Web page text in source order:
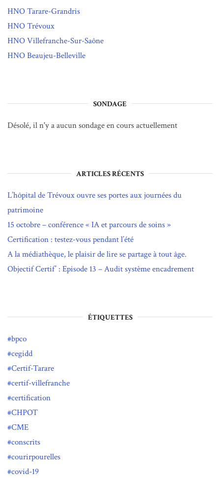
HNO Tarare-Grandris
HNO Trévoux
HNO Villefranche-Sur-Saône
HNO Beaujeu-Belleville
SONDAGE
Désolé, il n'y a aucun sondage en cours actuellement
ARTICLES RÉCENTS
L’hôpital de Trévoux ouvre ses portes aux journées du
patrimoine
15 octobre – conférence « IA et parcours de soins »
Certification : testez-vous pendant l’été
A la médiathèque, le plaisir de lire se partage à tout âge.
Objectif Certif’ : Episode 13 – Audit système encadrement
ÉTIQUETTES
bpco
cegidd
Certif-Tarare
certif-villefranche
certification
CHPOT
CME
conscrits
courirpourelles
covid-19